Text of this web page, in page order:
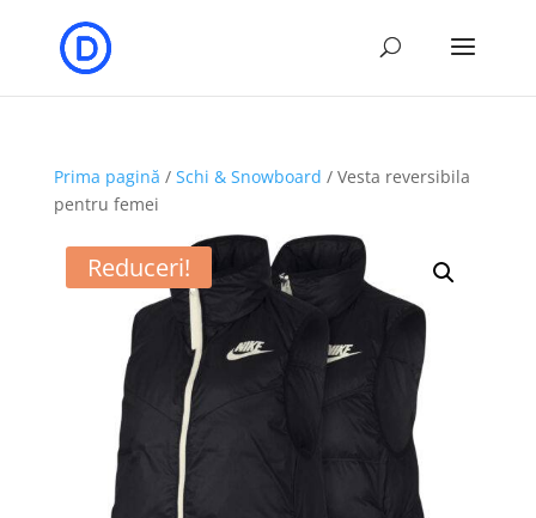
Prima pagină / Schi & Snowboard / Vesta reversibila
pentru femei
Reduceri!